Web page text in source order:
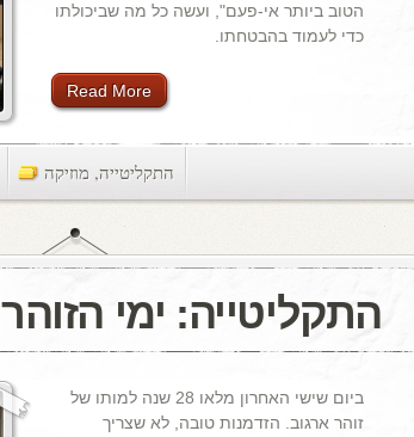
הטוב ביותר אי-פעם", ועשה כל מה שביכולתו
כדי לעמוד בהבטחתו.
Read More
התקליטייה, מוזיקה
התקליטייה: ימי הזוהר
ביום שישי האחרון מלאו 28 שנה למותו של
זוהר ארגוב. הזדמנות טובה, לא שצריך